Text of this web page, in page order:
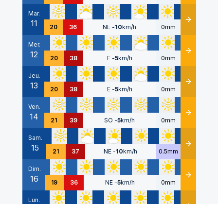
Mar.
11 20 36 NE -10km/h 0mm Détails
Mer.
12 20 38 E -5km/h 0mm Détails
Jeu.
13 20 38 E -5km/h 0mm Détails
Ven.
14 21 39 SO -5km/h 0mm Détails
Sam.
15 21 37 NE -10km/h 0.5mm Détails
Dim.
16 19 36 NE -5km/h 0mm Détails
Lun.